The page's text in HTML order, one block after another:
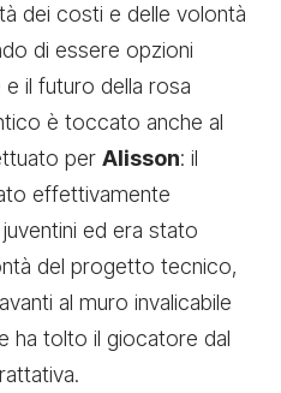
dei costi e delle volontà
di essere opzioni
il futuro della rosa
è toccato anche al
per Alisson: il
effettivamente
ed era stato
del progetto tecnico,
al muro invalicabile
ha tolto il giocatore dal